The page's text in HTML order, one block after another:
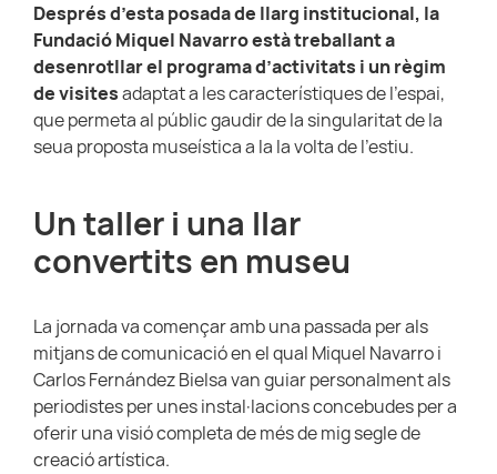
Després d’esta posada de llarg institucional, la
Fundació Miquel Navarro està treballant a
desenrotllar el programa d’activitats i un règim
de visitesadaptat a les característiques de l’espai,
que permeta al públic gaudir de la singularitat de la
seua proposta museística a la la volta de l’estiu.
Un taller i una llar
convertits en museu
La jornada va començar amb una passada per als
mitjans de comunicació en el qual Miquel Navarro i
Carlos Fernández Bielsa van guiar personalment als
periodistes per unes instal·lacions concebudes per a
oferir una visió completa de més de mig segle de
creació artística.